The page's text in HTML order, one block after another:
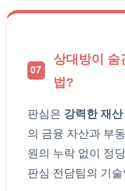
07
상대방이 숨
법?
판심은 강력한 재
의 금융 자산과 부
원의 누락 없이 정
판심 전담팀의 기